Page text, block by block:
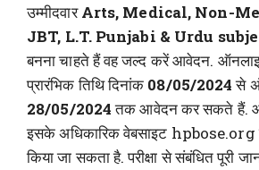
उम्मीदवारArts, Medical, Non-
JBT, L.T. Punjabi & Urdu
बनना चाहते हैं वह जल्द करें आवेदन.
प्रारंभिक तिथि दिनांक 08/05/2024से
28/05/2024तक आवेदन कर सकते हैं.
इसके अधिकारिक वेबसाइट hpbose.org
किया जा सकता है. परीक्षा से संबंधित पूरी